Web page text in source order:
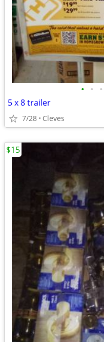
• • •
5 x 8 trailer
7/28 Cleves
$15